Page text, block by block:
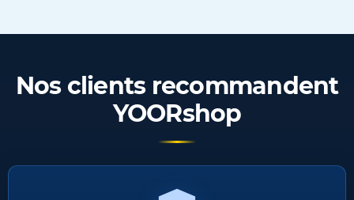
Nos clients recommandent
YOORshop